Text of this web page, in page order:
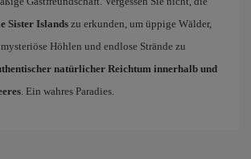
Sister Islands zu erkunden, um üppige Wälder,
Höhlen und endlose Strände zu
natürlicher Reichtum innerhalb und
. Ein wahres Paradies.